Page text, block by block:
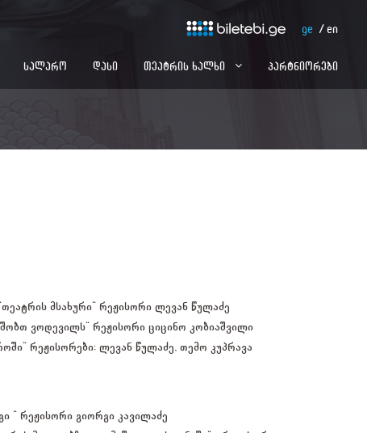
ge en
სალარო დასი თეატრის ხალხი პარტნიორები
მსახური" რეჟისორი ლევან წულაძე
ვოდევილს" რეჟისორი ციცინო კობიაშვილი
რეჟისორები: ლევან წულაძე, თემო კუპრავა
“ რეჟისორი გიორგი კავილაძე